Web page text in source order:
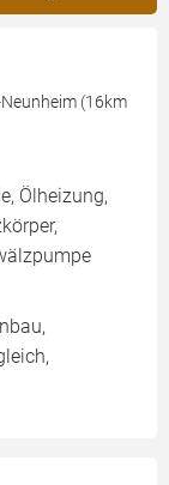
(16km
Ölheizung,